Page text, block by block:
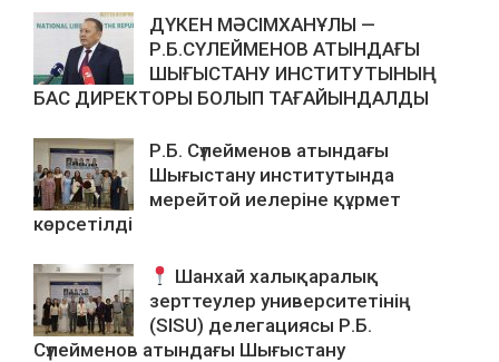
ДҮКЕН МӘСІМХАНҰЛЫ —
Р.Б.СҮЛЕЙМЕНОВ АТЫНДАҒЫ
ШЫҒЫСТАНУ ИНСТИТУТЫНЫҢ
БАС ДИРЕКТОРЫ БОЛЫП ТАҒАЙЫНДАЛДЫ
Р.Б. Сүлейменов атындағы
Шығыстану институтында
мерейтой иелеріне құрмет
көрсетілді
Шанхай халықаралық
зерттеулер университетінің
(SISU) делегациясы Р.Б.
Сүлейменов атындағы Шығыстану